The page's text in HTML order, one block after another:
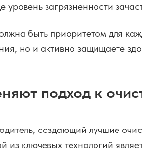
уровень загрязненности
быть приоритетом для
но и активно защищаете
подход к
создающий лучшие
ключевых технологий